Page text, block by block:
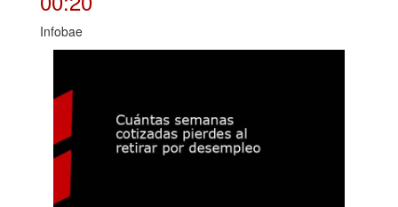
Infobae